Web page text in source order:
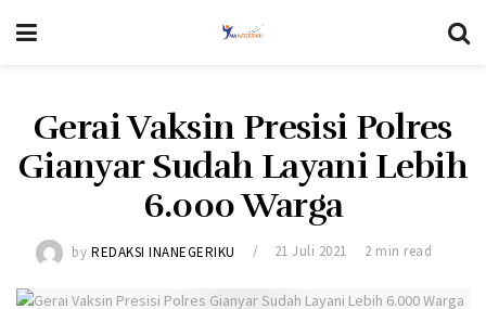
Gerai Vaksin Presisi Polres
Gianyar Sudah Layani Lebih
6.000 Warga
by REDAKSI INANEGERIKU 21 Juli 2021 2 min read